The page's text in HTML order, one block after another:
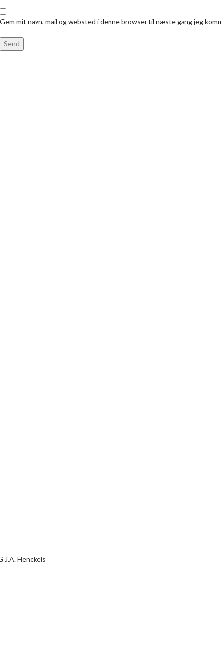
Gem mit navn, mail og websted i denne browser til næste gang jeg
J.A. Henckels